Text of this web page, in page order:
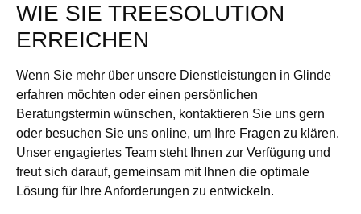
WIE SIE TREESOLUTION
ERREICHEN
Wenn Sie mehr über unsere Dienstleistungen in Glinde
erfahren möchten oder einen persönlichen
Beratungstermin wünschen, kontaktieren Sie uns gern
oder besuchen Sie uns online, um Ihre Fragen zu klären.
Unser engagiertes Team steht Ihnen zur Verfügung und
freut sich darauf, gemeinsam mit Ihnen die optimale
Lösung für Ihre Anforderungen zu entwickeln.